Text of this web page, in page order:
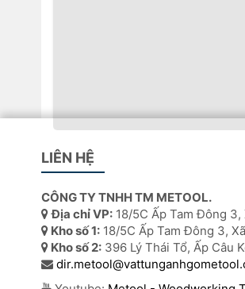
Dao phay cạnh R của máy
Xuất xứ: Trung Quốc.
Thương hiệu: OEM
Máy sử dụng: Máy dán cạnh KDT
Liên hệ: Tư vấn thêm.
LIÊN HỆ
CÔNG TY TNHH TM METOOL.
Địa chỉ VP: 18/5C Ấp Tam Đông
Kho số 1: 18/5C Ấp Tam Đông 3,
Kho số 2: 396 Lý Thái Tổ, Ấp Câu